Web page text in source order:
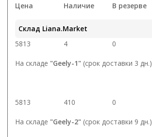
Цена Наличие В резерве
Склад Liana.Market
5813
4 0
На складе "Geely-1" (срок доставки 3 дн.)
5813 410 0
На складе "Geely-2" (срок доставки 9 дн.)